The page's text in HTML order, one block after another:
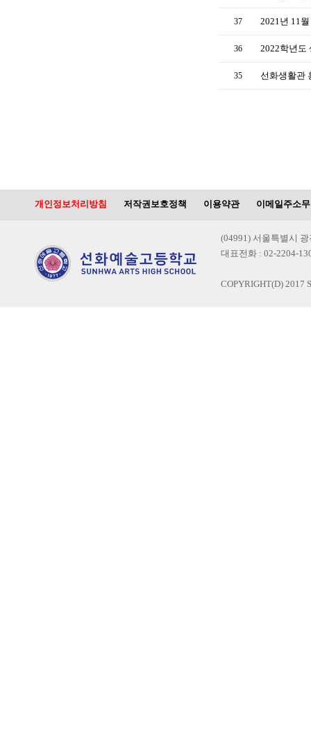
37 2021년 11
36 2022학년도
35 선화생활관
개인정보처리방침 저작권보호정책 이용약관 이메일주소
(04991) 서울특별시
대표전화 : 02-2204-
COPYRIGHT(D) 2017